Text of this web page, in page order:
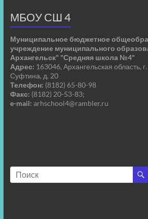
МБОУ СШ 4
Муниципальное бюджетное
учреждение муниципального
Архангельск" "Средняя школа №4"
Адрес: 163046, Архангельская область,
Суфтина, д. 20
Телефон: (8182) 65-80-98
Факс: (8182) 20-53-83;
e-mail: arhschool4@rambler.ru